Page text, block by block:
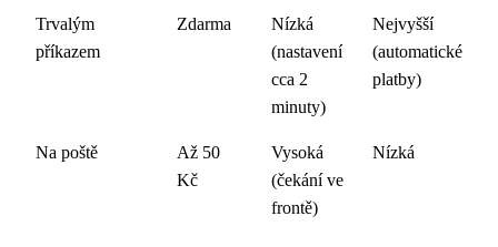
Trvalým
příkazem
Zdarma
Nízká
(nastavení
cca 2
minuty)
Nejvyšší
(automatické
platby)
Na poště
Až 50
Kč
Vysoká
(čekání ve
frontě)
Nízká